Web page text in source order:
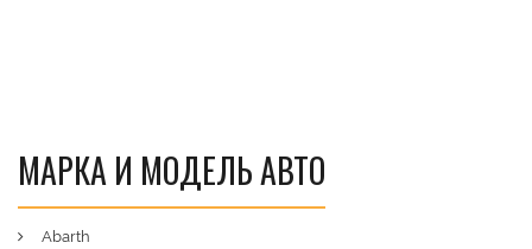
МАРКА И МОДЕЛЬ АВТО
Abarth